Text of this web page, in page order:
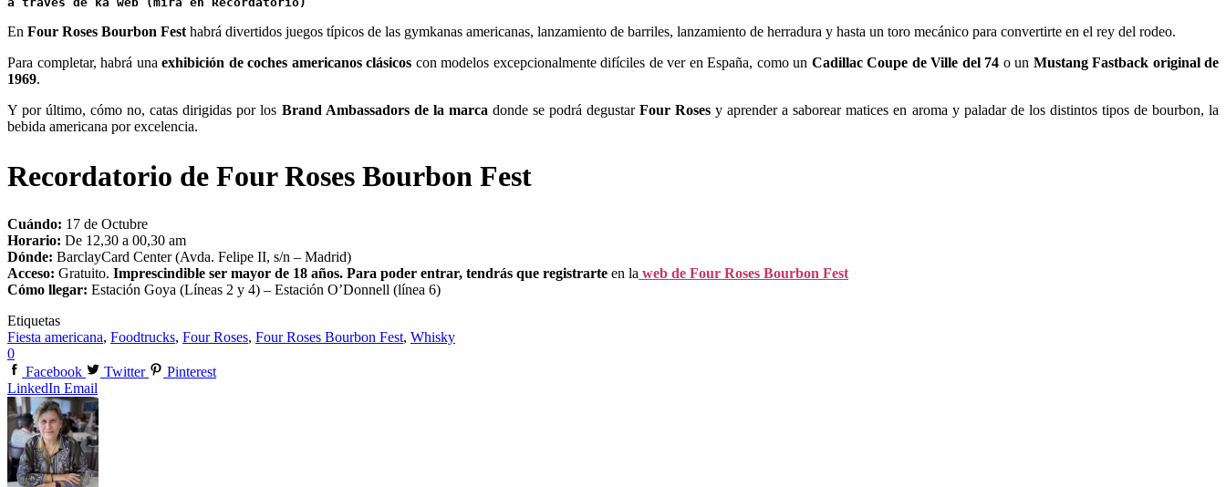
En Four Roses Bourbon Fest habrá divertidos juegos típicos de las gymkanas americanas, lanzamiento de barriles, lanzamiento de herradura y hasta un toro mecánico para convertirte en el rey del rodeo.
Para completar, habrá una exhibición de coches americanos clásicos con modelos excepcionalmente difíciles de ver en España, como un Cadillac Coupe de Ville del 74 o un Mustang Fastback original de
1969.
Y por último, cómo no, catas dirigidas por los Brand Ambassadors de la marca donde se podrá degustarFour Roses y aprender a saborear matices en aroma y paladar de los distintos tipos de bourbon, la
bebida americana por excelencia.
Recordatorio de Four Roses Bourbon Fest
Cuándo: 17 de Octubre
Horario: De 12,30 a 00,30 am
Dónde: BarclayCard Center (Avda. Felipe II, s/n – Madrid)
Acceso: Gratuito. Imprescindible ser mayor de 18 años. Para poder entrar, tendrás que registrarte en la web de Four Roses Bourbon Fest
Cómo llegar: Estación Goya (Líneas 2 y 4) – Estación O’Donnell (línea 6)
Etiquetas
Fiesta americana, Foodtrucks, Four Roses, Four Roses Bourbon Fest, Whisky
0
Facebook
Twitter
Pinterest
LinkedIn Email